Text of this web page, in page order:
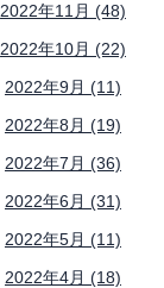
2022年11月 (48)
2022年10月 (22)
2022年9月 (11)
2022年8月 (19)
2022年7月 (36)
2022年6月 (31)
2022年5月 (11)
2022年4月 (18)